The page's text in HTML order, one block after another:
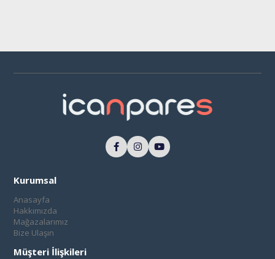
Kurumsal
Anasayfa
Hakkımızda
Mağazalarımız
Bize Ulaşın
Müşteri İlişkileri